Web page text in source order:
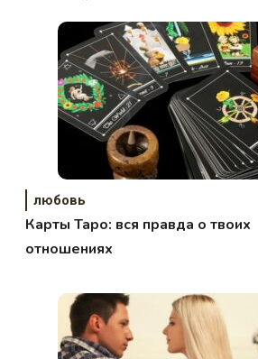
любовь
Карты Таро: вся правда о твоих
отношениях